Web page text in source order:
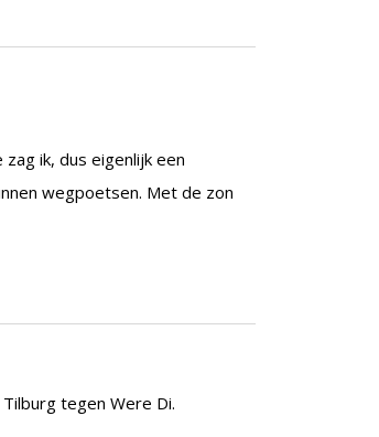
ik, dus eigenlijk een
wegpoetsen. Met de zon
tegen Were Di.